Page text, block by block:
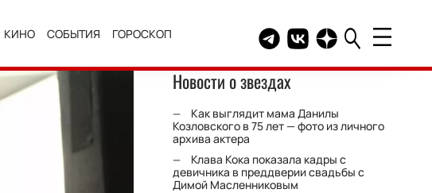
КИНО СОБЫТИЯ ГОРОСКОП Telegram канал HELLO
Группа HELLO
Канал HELLO в
Новости о звездах
Как выглядит мама Данилы
Козловского в 75 лет — фото из личного
архива актера
Клава Кока показала кадры с
девичника в преддверии свадьбы с
Димой Масленниковым